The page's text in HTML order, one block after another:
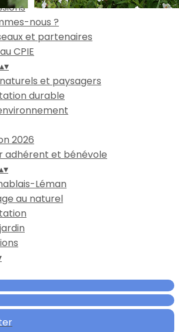
nous ?
et partenaires
CPIE
▴▾
et paysagers
durable
2026
adhérent et bénévole
▾
Léman
au naturel